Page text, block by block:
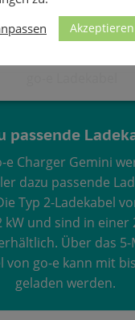
passende
e Charger Gemini
dazu passende
Typ 2-Ladekabel
kW und sind in einer
Über das
von go-e kann mit
geladen werden.
Akzeptieren